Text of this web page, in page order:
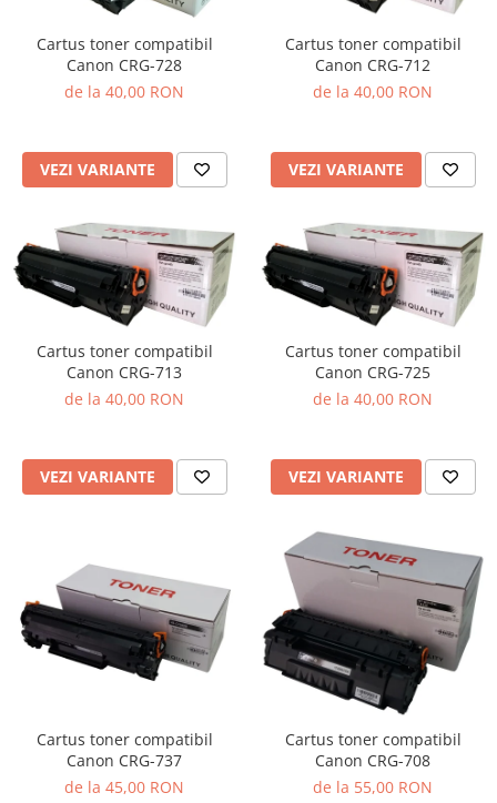
Cartus toner compatibil
Canon CRG-728
de la 40,00 RON
VEZI VARIANTE
Cartus toner compatibil
Canon CRG-712
de la 40,00 RON
VEZI VARIANTE
Cartus toner compatibil
Canon CRG-713
de la 40,00 RON
VEZI VARIANTE
Cartus toner compatibil
Canon CRG-725
de la 40,00 RON
VEZI VARIANTE
Cartus toner compatibil
Canon CRG-737
de la 45,00 RON
Cartus toner compatibil
Canon CRG-708
de la 55,00 RON